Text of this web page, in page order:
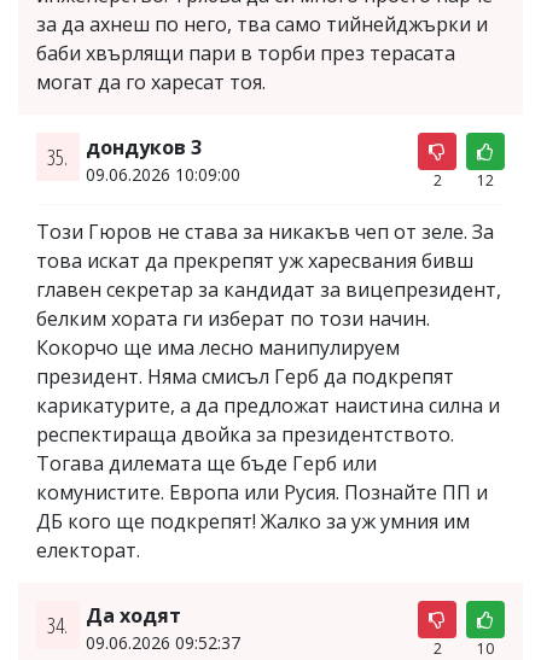
за да ахнеш по него, тва само тийнейджърки и
баби хвърлящи пари в торби през терасата
могат да го харесат тоя.
35. дондуков 3
09.06.2026 10:09:00 2 12
Този Гюров не става за никакъв чеп от зеле. За
това искат да прекрепят уж харесвания бивш
главен секретар за кандидат за вицепрезидент,
белким хората ги изберат по този начин.
Кокорчо ще има лесно манипулируем
президент. Няма смисъл Герб да подкрепят
карикатурите, а да предложат наистина силна и
респектираща двойка за президентството.
Тогава дилемата ще бъде Герб или
комунистите. Европа или Русия. Познайте ПП и
ДБ кого ще подкрепят! Жалко за уж умния им
електорат.
34. Да ходят
09.06.2026 09:52:37 2 10